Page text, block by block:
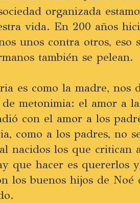
organizada
vida. En 200 años
unos contra otros, eso
también se pelean.
es como la madre, nos
metonimia: el amor a
con el amor a los
como a los padres, no
nacidos los que critican
que hacer es quererlos
los buenos hijos de